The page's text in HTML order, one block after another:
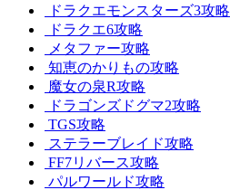
ドラクエモンスターズ3攻略
ドラクエ6攻略
メタファー攻略
知恵のかりもの攻略
魔女の泉R攻略
ドラゴンズドグマ2攻略
TGS攻略
ステラーブレイド攻略
FF7リバース攻略
パルワールド攻略